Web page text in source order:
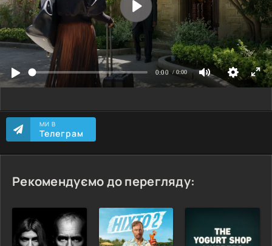
МИ В
Телеграм
Рекомендуємо до перегляду: